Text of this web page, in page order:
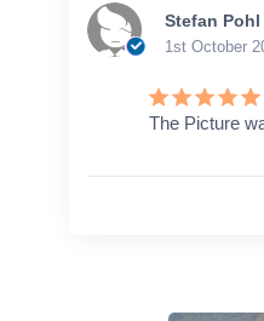
Stefan Pohl
1st October
The Picture